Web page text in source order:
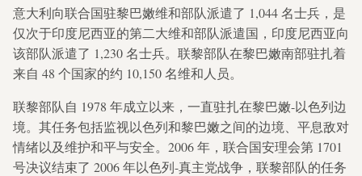
意大利向联合国驻黎巴嫩维和部队派遣了 1,044 名士兵，是
仅次于印度尼西亚的第二大维和部队派遣国，印度尼西亚向
该部队派遣了 1,230 名士兵。联黎部队在黎巴嫩南部驻扎着
来自 48 个国家的约 10,150 名维和人员。
联黎部队自 1978 年成立以来，一直驻扎在黎巴嫩-以色列边
境。其任务包括监视以色列和黎巴嫩之间的边境、平息敌对
情绪以及维护和平与安全。2006 年，联合国安理会第 1701
号决议结束了 2006 年以色列-真主党战争，联黎部队的任务